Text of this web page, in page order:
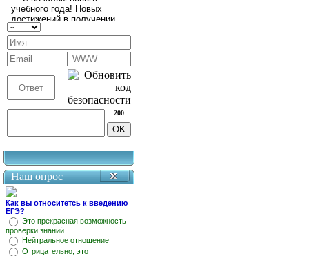
200
Наш опрос
Как вы относитетсь к введению
ЕГЭ?
Это прекрасная возможность
проверки знаний
Нейтральное отношение
Отрицательно, это